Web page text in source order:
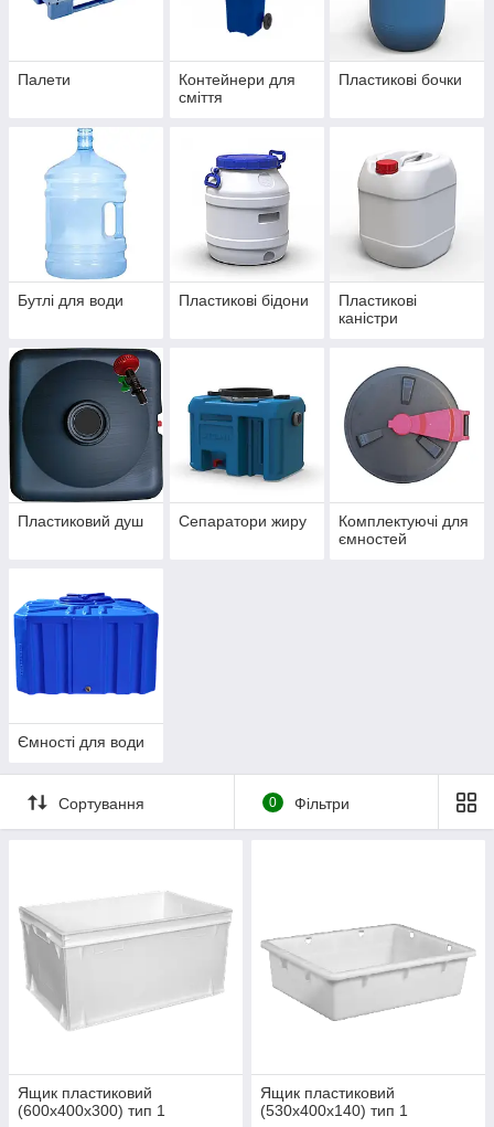
Палети
Контейнери для
сміття
Пластикові бочки
Бутлі для води Пластикові бідони
Пластикові
каністри
Пластиковий душ Сепаратори жиру
Комплектуючі для
ємностей
Ємності для води
Сортування 0 Фільтри
Ящик пластиковий
(600х400х300) тип 1
Ящик пластиковий
(530х400х140) тип 1